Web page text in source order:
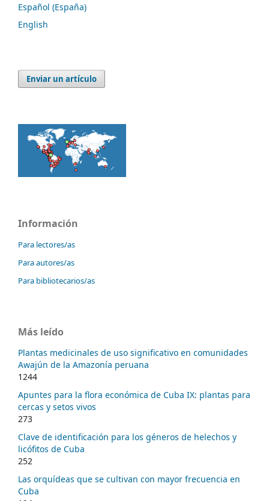
Español (España)
English
Enviar un artículo
Información
Para lectores/as
Para autores/as
Para bibliotecarios/as
Más leído
Plantas medicinales de uso significativo en comunidades
Awajún de la Amazonía peruana
1244
Apuntes para la flora económica de Cuba IX: plantas para
cercas y setos vivos
273
Clave de identificación para los géneros de helechos y
licófitos de Cuba
252
Las orquídeas que se cultivan con mayor frecuencia en
Cuba